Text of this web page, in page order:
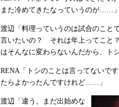
また冷めてきたなっていうのが……
渡辺「料理っていうのは試合のこ
言いたいの？ それは年上ってこと
はそんなに変わらないんだから、ト
RENA「トシのことは言ってないで
たらよかったんですけれど……」
渡辺「違う。まだ出始めな